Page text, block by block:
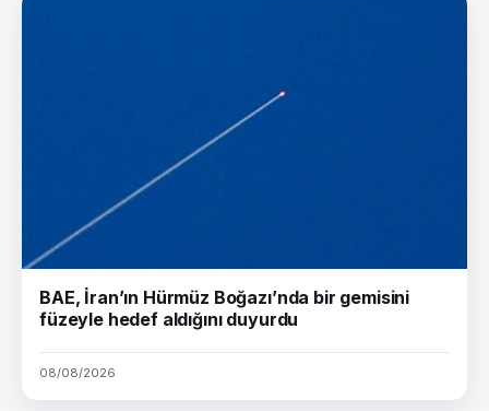
BAE, İran’ın Hürmüz Boğazı’nda bir gemisini
füzeyle hedef aldığını duyurdu
08/08/2026